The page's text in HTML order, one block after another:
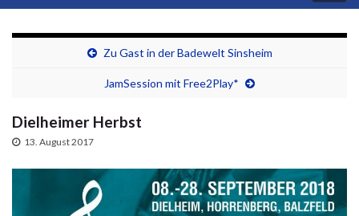
Zu Gast in der Badewelt Sinsheim
JamSession mit Free2Play*
Dielheimer Herbst
13. August 2017